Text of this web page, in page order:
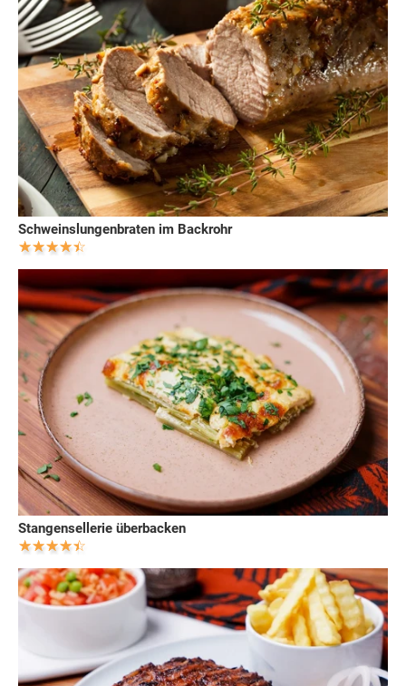
Schweinslungenbraten im Backrohr
Stangensellerie überbacken